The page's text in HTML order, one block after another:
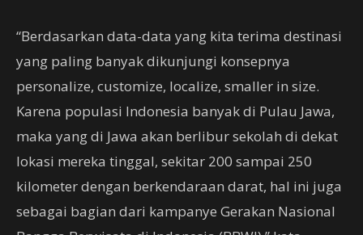
“Berdasarkan data-data yang kita terima destinasi
yang paling banyak dikunjungi konsepnya
personalize, customize, localize, smaller in size.
Karena populasi Indonesia banyak di Pulau Jawa,
maka yang di Jawa akan berlibur sekolah di dekat
lokasi mereka tinggal, sekitar 200 sampai 250
kilometer dengan berkendaraan darat, hal ini juga
sebagai bagian dari kampanye Gerakan Nasional